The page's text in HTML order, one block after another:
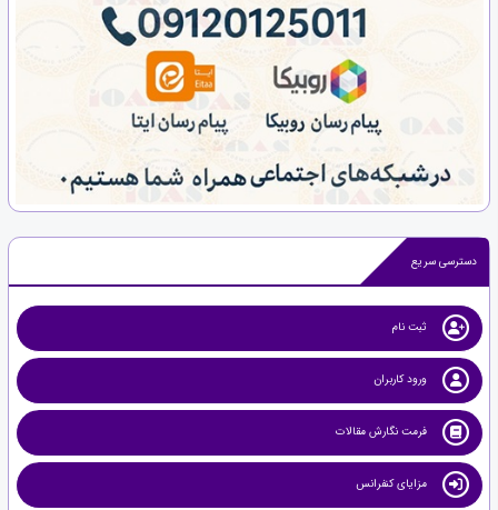
دسترسی سریع
ثبت نام
ورود کاربران
فرمت نگارش مقالات
مزایای کنفرانس